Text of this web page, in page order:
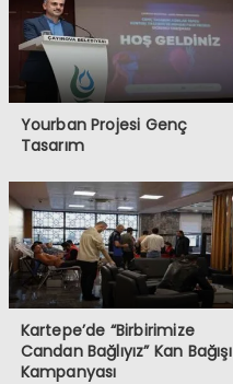
Yourban Projesi Genç
Tasarım
Kartepe’de “Birbirimize
Candan Bağlıyız” Kan Bağışı
Kampanyası